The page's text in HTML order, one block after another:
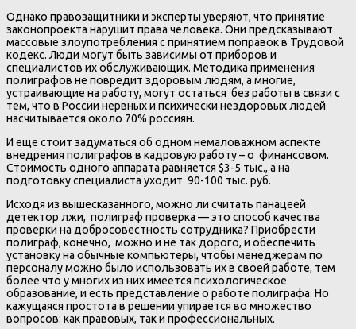
Однако правозащитники и эксперты уверяют, что принятие
законопроекта нарушит права человека. Они предсказывают
массовые злоупотребления с принятием поправок в Трудовой
кодекс. Люди могут быть зависимы от приборов и
специалистов их обслуживающих. Методика применения
полиграфов не повредит здоровым людям, а многие,
устраивающие на работу, могут остаться без работы в связи с
тем, что в России нервных и психически нездоровых людей
насчитывается около 70% россиян.
И еще стоит задуматься об одном немаловажном аспекте
внедрения полиграфов в кадровую работу – о финансовом.
Стоимость одного аппарата равняется $3-5 тыс., а на
подготовку специалиста уходит 90-100 тыс. руб.
Исходя из вышесказанного, можно ли считать панацеей
детектор лжи, полиграф проверка — это способ качества
проверки на добросовестность сотрудника? Приобрести
полиграф, конечно, можно и не так дорого, и обеспечить
установку на обычные компьютеры, чтобы менеджерам по
персоналу можно было использовать их в своей работе, тем
более что у многих из них имеется психологическое
образование, и есть представление о работе полиграфа. Но
кажущаяся простота в решении упирается во множество
вопросов: как правовых, так и профессиональных.